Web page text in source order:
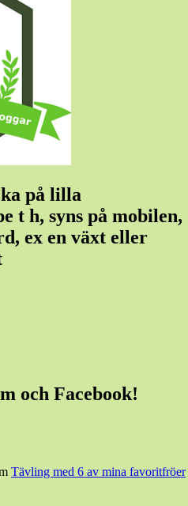
på lilla
t h, syns på mobilen,
ex en växt eller
och Facebook!
Tävling med 6 av mina favoritfröer